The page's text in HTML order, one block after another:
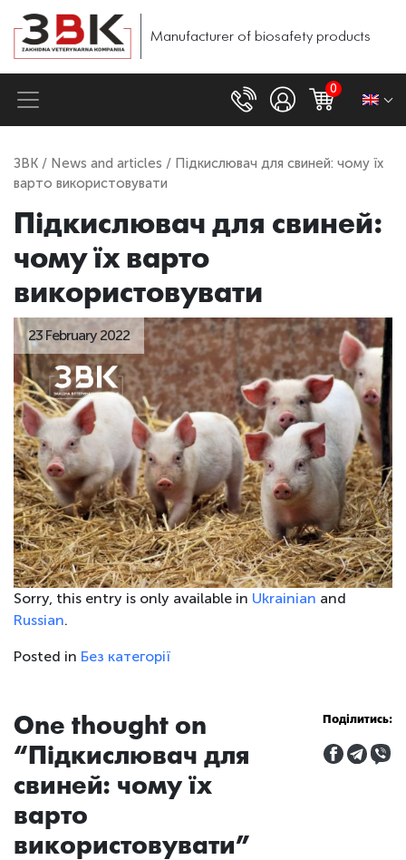
Manufacturer of biosafety products
0
ЗВК / News and articles / Підкислювач для свиней: чому їх
варто використовувати
Підкислювач для свиней:
чому їх варто
використовувати
23 February 2022
Sorry, this entry is only available in Ukrainian and
Russian.
Posted in Без категорії
One thought on
“Підкислювач для
свиней: чому їх
варто
використовувати”
Поділитись: